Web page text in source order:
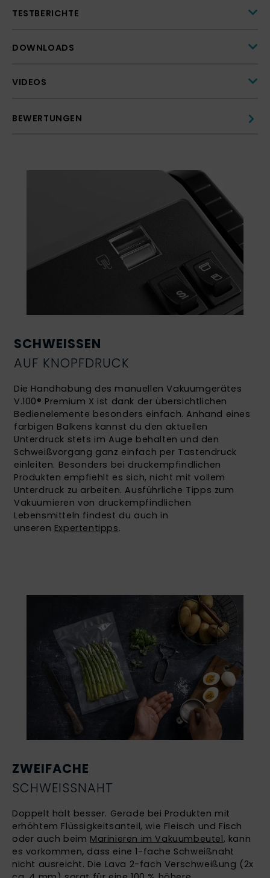
TESTBERICHTE
DOWNLOADS
VIDEOS
BEWERTUNGEN
SCHWEISSEN
AUF KNOPFDRUCK
Die Handhabung des manuellen Vakuumgerätes
V.100® Premium X ist dank der übersichtlichen
Bedienelemente besonders einfach. Anhand eines
farbigen Balkens kannst du den aktuellen
Unterdruck stets im Auge behalten und den
Schweißvorgang ganz einfach per Tastendruck
einleiten. Besonders bei druckempfindlichen
Produkten empfiehlt es sich, nicht mit vollem
Unterdruck zu arbeiten. Ausführliche Tipps zum
Vakuumieren von druckempfindlichen
Lebensmitteln findest du auch in
unseren Expertentipps.
ZWEIFACHE
SCHWEISSNAHT
Doppelt hält besser. Gerade bei Produkten mit
erhöhtem Flüssigkeitsanteil, wie Fleisch und Fisch
oder auch beim Marinieren im Vakuumbeutel, kann
es vorkommen, dass eine 1-fache Schweißnaht
nicht ausreicht. Die Lava 2-fach Verschweißung (2x